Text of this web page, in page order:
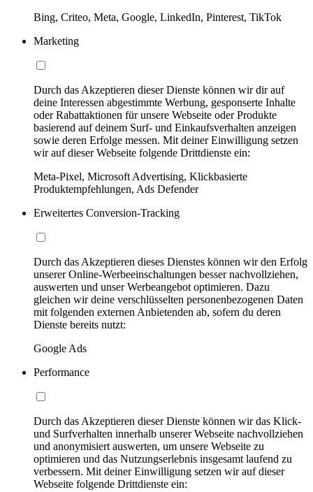
Bing, Criteo, Meta, Google, LinkedIn, Pinterest, TikTok
Marketing
Durch das Akzeptieren dieser Dienste können wir dir auf
deine Interessen abgestimmte Werbung, gesponserte Inhalte
oder Rabattaktionen für unsere Webseite oder Produkte
basierend auf deinem Surf- und Einkaufsverhalten anzeigen
sowie deren Erfolge messen. Mit deiner Einwilligung setzen
wir auf dieser Webseite folgende Drittdienste ein:
Meta-Pixel, Microsoft Advertising, Klickbasierte
Produktempfehlungen, Ads Defender
Erweitertes Conversion-Tracking
Durch das Akzeptieren dieses Dienstes können wir den Erfolg
unserer Online-Werbeeinschaltungen besser nachvollziehen,
auswerten und unser Werbeangebot optimieren. Dazu
gleichen wir deine verschlüsselten personenbezogenen Daten
mit folgenden externen Anbietenden ab, sofern du deren
Dienste bereits nutzt:
Google Ads
Performance
Durch das Akzeptieren dieser Dienste können wir das Klick-
und Surfverhalten innerhalb unserer Webseite nachvollziehen
und anonymisiert auswerten, um unsere Webseite zu
optimieren und das Nutzungserlebnis insgesamt laufend zu
verbessern. Mit deiner Einwilligung setzen wir auf dieser
Webseite folgende Drittdienste ein: